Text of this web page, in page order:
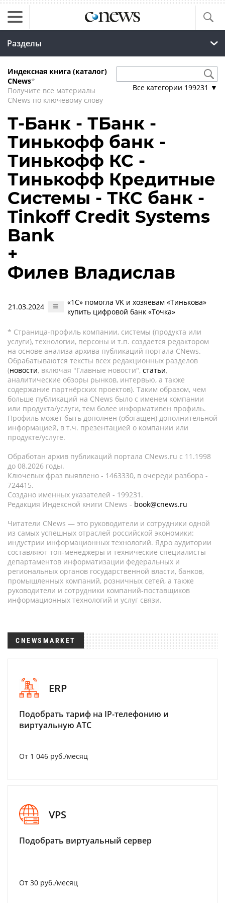
Разделы
Индексная книга (каталог)
CNews*
Получите все материалы
CNews по ключевому слову
Все категории 199231 ▼
Т-Банк - ТБанк -
Тинькофф банк -
Тинькофф КС -
Тинькофф Кредитные
Системы - ТКС банк -
Tinkoff Credit Systems
Bank
+
Филев Владислав
21.03.2024
«1С» помогла VK и хозяевам «Тинькова»
купить цифровой банк «Точка»
* Страница-профиль компании, системы (продукта или
услуги), технологии, персоны и т.п. создается редактором
на основе анализа архива публикаций портала CNews.
Обрабатываются тексты всех редакционных разделов
(новости, включая "Главные новости", статьи,
аналитические обзоры рынков, интервью, а также
содержание партнёрских проектов). Таким образом, чем
больше публикаций на CNews было с именем компании
или продукта/услуги, тем более информативен профиль.
Профиль может быть дополнен (обогащен) дополнительной
информацией, в т.ч. презентацией о компании или
продукте/услуге.
Обработан архив публикаций портала CNews.ru c 11.1998
до 08.2026 годы.
Ключевых фраз выявлено - 1463330, в очереди разбора -
724415.
Создано именных указателей - 199231.
Редакция Индексной книги CNews - book@cnews.ru
Читатели CNews — это руководители и сотрудники одной
из самых успешных отраслей российской экономики:
индустрии информационных технологий. Ядро аудитории
составляют топ-менеджеры и технические специалисты
департаментов информатизации федеральных и
региональных органов государственной власти, банков,
промышленных компаний, розничных сетей, а также
руководители и сотрудники компаний-поставщиков
информационных технологий и услуг связи.
CNEWSMARKET
ERP
Подобрать тариф на IP-телефонию и
виртуальную АТС
От 1 046 руб./месяц
VPS
Подобрать виртуальный сервер
От 30 руб./месяц